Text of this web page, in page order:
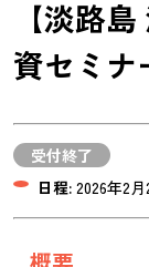
【淡路
資セミナ
受付終了
日程: 2026年2